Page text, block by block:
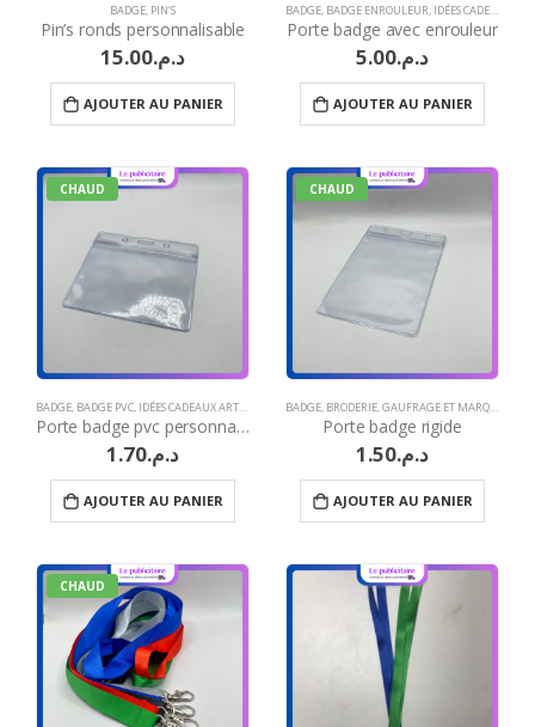
BADGE, PIN’S
Pin’s ronds personnalisable
د.م.15.00
AJOUTER AU PANIER
BADGE, BADGE ENROULEUR, IDÉES CADEAUX ARTISANAT MAROCAIN
Porte badge avec enrouleur
د.م.5.00
AJOUTER AU PANIER
CHAUD
BADGE BADGE PVC IDÉES CADEAUX ARTISANAT MAROCAIN ,IDÉES CADEAUX BTP, IDÉES CADEAUX
Porte badge pvc personnalisé
د.م.1.70
AJOUTER AU PANIER
CHAUD
BADGE BRODERIE GAUFRAGE ET MARQUAGE À CHAUD
Porte badge rigide
د.م.1.50
AJOUTER AU PANIER
CHAUD